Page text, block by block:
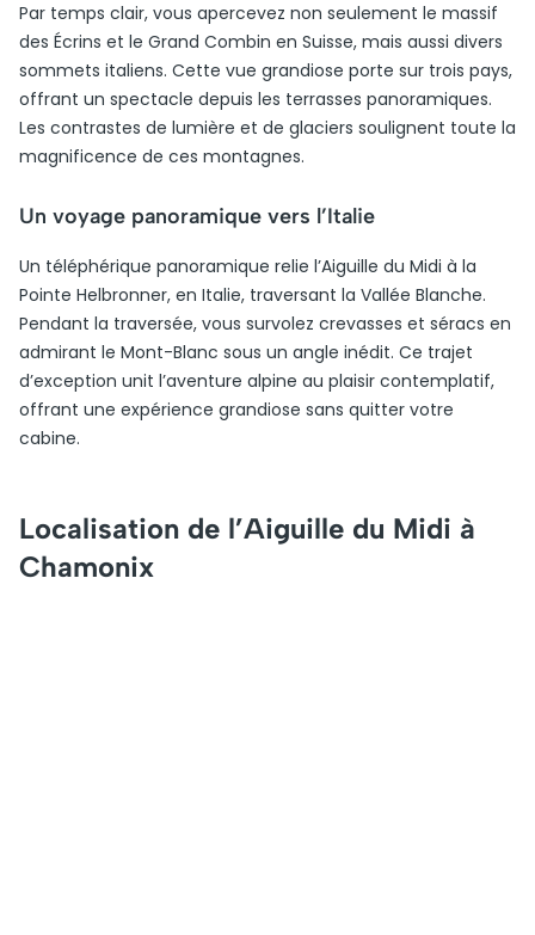
Par temps clair, vous apercevez non seulement le massif
des Écrins et le Grand Combin en Suisse, mais aussi divers
sommets italiens. Cette vue grandiose porte sur trois pays,
offrant un spectacle depuis les terrasses panoramiques.
Les contrastes de lumière et de glaciers soulignent toute la
magnificence de ces montagnes.
Un voyage panoramique vers l’Italie
Un téléphérique panoramique relie l’Aiguille du Midi à la
Pointe Helbronner, en Italie, traversant la Vallée Blanche.
Pendant la traversée, vous survolez crevasses et séracs en
admirant le Mont-Blanc sous un angle inédit. Ce trajet
d’exception unit l’aventure alpine au plaisir contemplatif,
offrant une expérience grandiose sans quitter votre
cabine.
Localisation de l’Aiguille du Midi à
Chamonix